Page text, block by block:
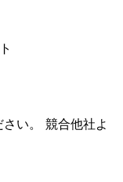
い。 競合他社よ